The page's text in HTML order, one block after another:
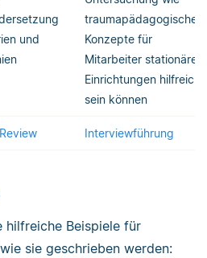
und
traumapädagogische
Konzepte für
Mitarbeiter stationärer
Einrichtungen hilfreich
sein können
Interviewführung
hilfreiche Beispiele für
sie geschrieben werden: